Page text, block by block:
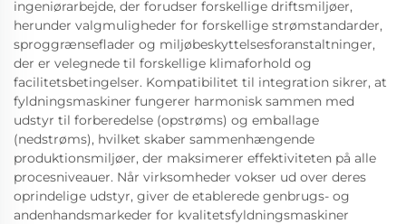
ingeniørarbejde, der forudser forskellige driftsmiljøer,
herunder valgmuligheder for forskellige strømstandarder,
sproggrænseflader og miljøbeskyttelsesforanstaltninger,
der er velegnede til forskellige klimaforhold og
facilitetsbetingelser. Kompatibilitet til integration sikrer, at
fyldningsmaskiner fungerer harmonisk sammen med
udstyr til forberedelse (opstrøms) og emballage
(nedstrøms), hvilket skaber sammenhængende
produktionsmiljøer, der maksimerer effektiviteten på alle
procesniveauer. Når virksomheder vokser ud over deres
oprindelige udstyr, giver de etablerede genbrugs- og
andenhandsmarkeder for kvalitetsfyldningsmaskiner